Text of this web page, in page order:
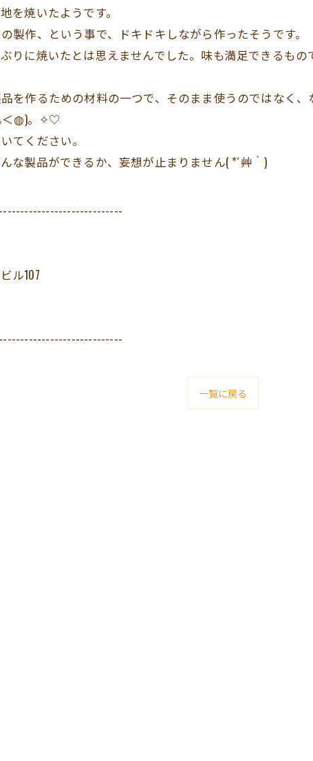
を焼いたようです。
製作、という事で、ドキドキしながら作ったそうです。
りに焼いたとは思えませんでした。味も満足できるもの
を作るための材料の一つで、そのまま使うのではなく
＜◍)。✧♡
てください。
な製品ができるか、妄想が止まりません( *´艸｀)
ル107
一覧に戻る